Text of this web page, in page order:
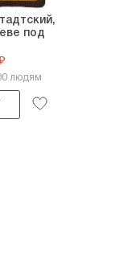
под
людям